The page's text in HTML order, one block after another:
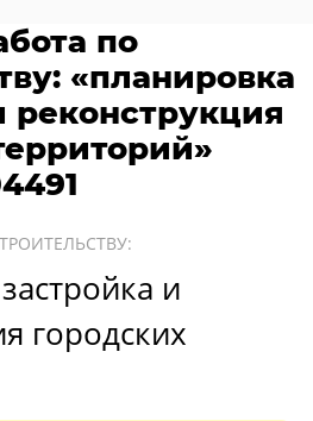
по
«планировка
реконструкция
и
городских